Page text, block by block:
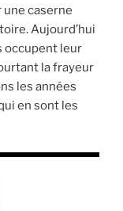
une caserne
Aujourd’hui
occupent leur
la frayeur
les années
en sont les